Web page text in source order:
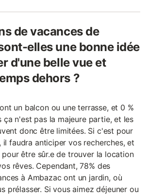
de vacances de
elles une bonne idée
d'une belle vue et
dehors ?
un balcon ou une terrasse, et 0 %
ça n'est pas la majeure partie, et les
donc être limitées. Si c'est pour
il faudra anticiper vos recherches, et
être sûr.e de trouver la location
rêves. Cependant, 78% des
à Ambazac ont un jardin, où
prélasser. Si vous aimez déjeuner ou